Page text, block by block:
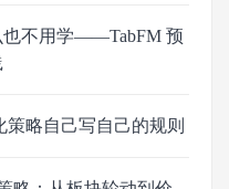
也不用学——TabFM 预
策略自己写自己的规则